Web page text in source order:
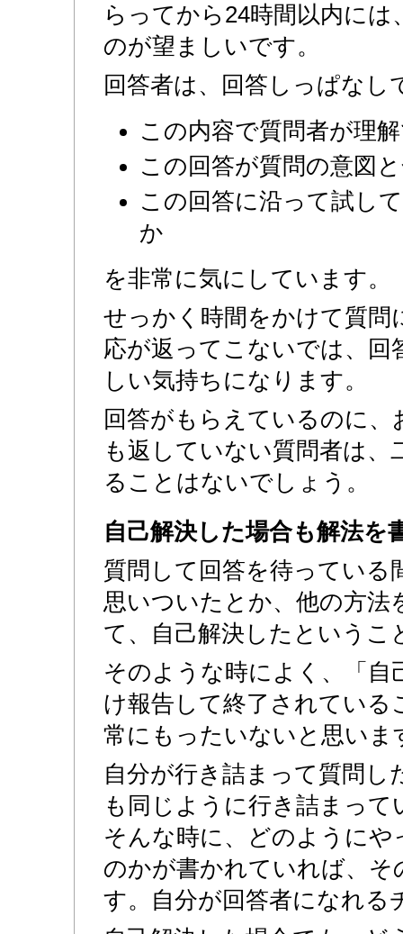
らってから24時間以内に
のが望ましいです。
回答者は、回答しっぱなし
この内容で質問者が理
この回答が質問の意図
この回答に沿って試し
か
を非常に気にしています。
せっかく時間をかけて質問
応が返ってこないでは、回
しい気持ちになります。
回答がもらえているのに
も返していない質問者は、
ることはないでしょう。
自己解決した場合も解法を
質問して回答を待っている
思いついたとか、他の方法
て、自己解決したというこ
そのような時によく、「自
け報告して終了されている
常にもったいないと思いま
自分が行き詰まって質問し
も同じように行き詰まっ
そんな時に、どのように
のかが書かれていれば、そ
す。自分が回答者になれる